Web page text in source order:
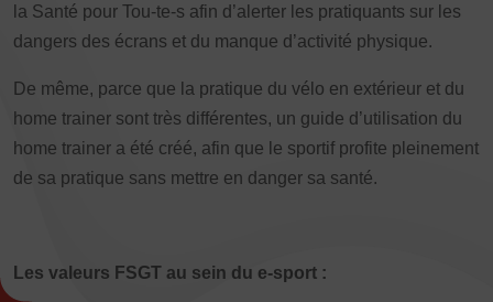
Athlétisme – Piste & Courses hors stade Autres
Autres sports Nautiques Badminton Ball-trap Basketball
Boules lyonnaises E-sport Echecs Football
Gymnastique Joutes nautiques Judo
Multi-activités Natation Omniforces Pétanque
la Santé pour Tou-te-s afin d’alerter les pratiquants sur les
dangers des écrans et du manque d’activité physique.
De même, parce que la pratique du vélo en extérieur et du
home trainer sont très différentes, un guide d’utilisation du
home trainer a été créé, afin que le sportif profite pleinement
de sa pratique sans mettre en danger sa santé.
Les valeurs FSGT au sein du e-sport :